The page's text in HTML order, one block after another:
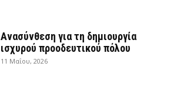
Ανασύνθεση για τη δημιουργία
ισχυρού προοδευτικού πόλου
11 Μαΐου, 2026